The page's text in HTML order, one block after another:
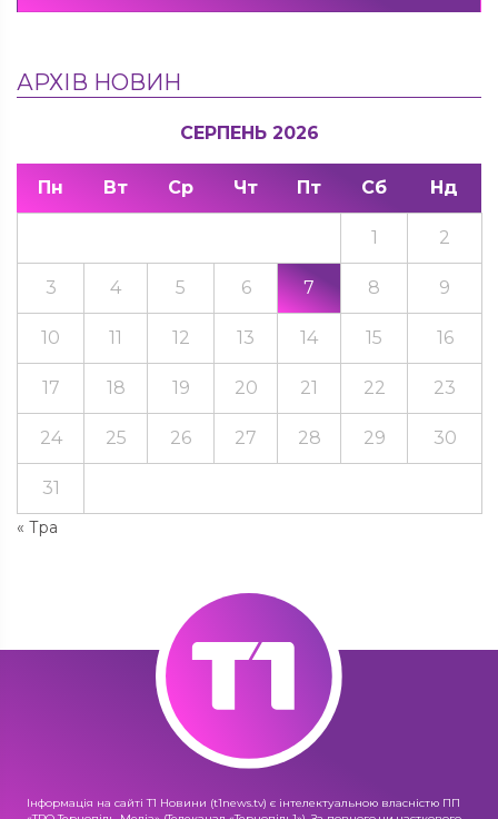
АРХІВ НОВИН
СЕРПЕНЬ 2026
Пн Вт Ср Чт Пт Сб Нд
« Тра
1 2
3 4 5 6 7 8 9
10 11 12 13 14 15 16
17 18 19 20 21 22 23
24 25 26 27 28 29 30
31
Інформація на сайті Т1 Новини (t1news.tv) є інтелектуальною власністю ПП